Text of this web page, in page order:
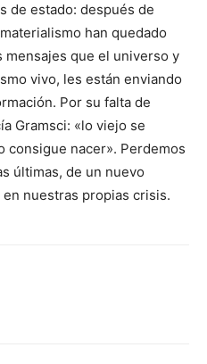
de estado: después de
han quedado
que el universo y
vivo, les están enviando
Por su falta de
Gramsci: «lo viejo se
consigue nacer». Perdemos
últimas, de un nuevo
nuestras propias crisis.